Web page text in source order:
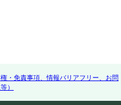
・免責事項、情報バリアフリー、お問
）